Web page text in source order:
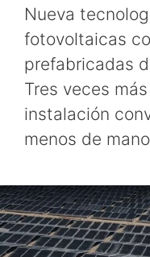
Nueva
fotovoltaicas
prefabricadas
Tres veces
instalación
menos de